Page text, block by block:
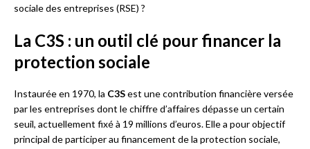
sociale des entreprises (RSE) ?
La C3S : un outil clé pour financer la
protection sociale
Instaurée en 1970, la C3Sest une contribution financière versée
par les entreprises dont le chiffre d’affaires dépasse un certain
seuil, actuellement fixé à 19 millions d’euros. Elle a pour objectif
principal de participer au financement de la protection sociale,